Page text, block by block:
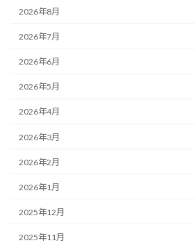
2026年8月
2026年7月
2026年6月
2026年5月
2026年4月
2026年3月
2026年2月
2026年1月
2025年12月
2025年11月